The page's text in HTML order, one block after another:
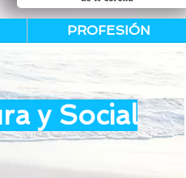
PROFESIÓN
y Social